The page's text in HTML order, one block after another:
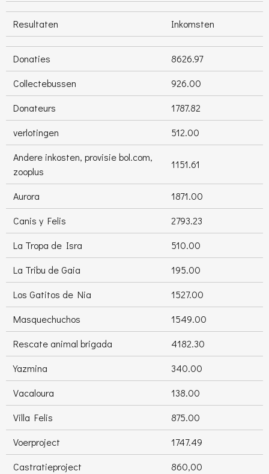
Resultaten Inkomsten
Donaties
8626.97
Collectebussen
926.00
Donateurs
1787.82
verlotingen
512.00
Andere inkosten, provisie bol.com,
zooplus
1151.61
Aurora
1871.00
Canis y Felis
2793.23
La Tropa de Isra
510.00
La Tribu de Gaia
195.00
Los Gatitos de Nia
1527.00
Masquechuchos
1549.00
Rescate animal brigada
4182.30
Yazmina
340.00
Vacaloura
138.00
Villa Felis
875.00
Voerproject
1747.49
Castratieproject
860,00